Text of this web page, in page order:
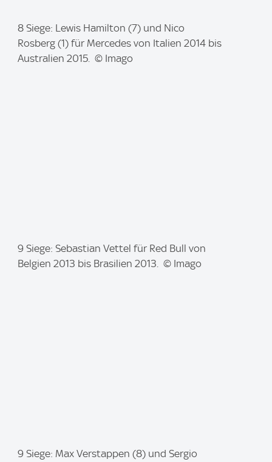
m
8 Siege: Lewis Hamilton (7) und Nico
Rosberg (1) für Mercedes von Italien 2014 bis
Australien 2015. © Imago
m
9 Siege: Sebastian Vettel für Red Bull von
Belgien 2013 bis Brasilien 2013. © Imago
9 Siege: Max Verstappen (8) und Sergio